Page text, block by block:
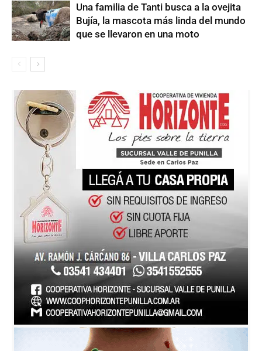
Una familia de Tanti busca a la ovejita
Bujía, la mascota más linda del mundo
que se llevaron en una moto